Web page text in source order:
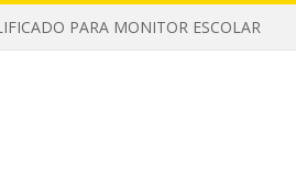
PARA MONITOR ESCOLAR